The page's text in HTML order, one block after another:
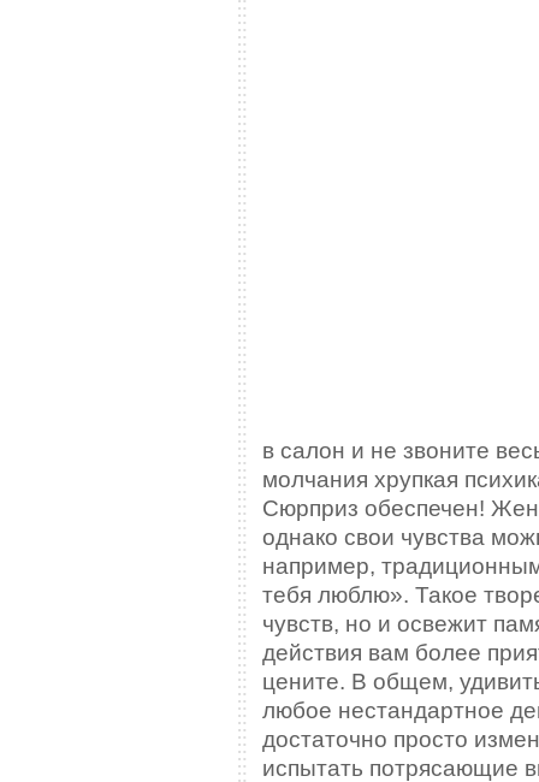
в салон и не звоните
молчания хрупкая
Сюрприз обеспечен!
однако свои чувства
например,
тебя люблю». Такое
чувств, но и освежит
действия вам более
цените. В общем,
любое нестандартное
достаточно просто
испытать потрясающие